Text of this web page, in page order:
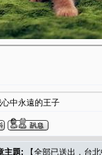
中永遠的王子
主題: 【全部已送出．台